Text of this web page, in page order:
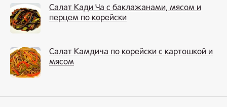
Салат Кади Ча с баклажанами, мясом и
перцем по корейски
Салат Камдича по корейски с картошкой и
мясом